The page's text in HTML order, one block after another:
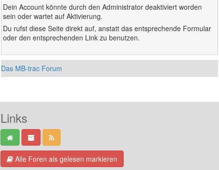
Dein Account könnte durch den Administrator deaktiviert worden
sein oder wartet auf Aktivierung.
Du rufst diese Seite direkt auf, anstatt das entsprechende Formular
oder den entsprechenden Link zu benutzen.
Das MB-trac Forum
Links
Alle Foren als gelesen markieren